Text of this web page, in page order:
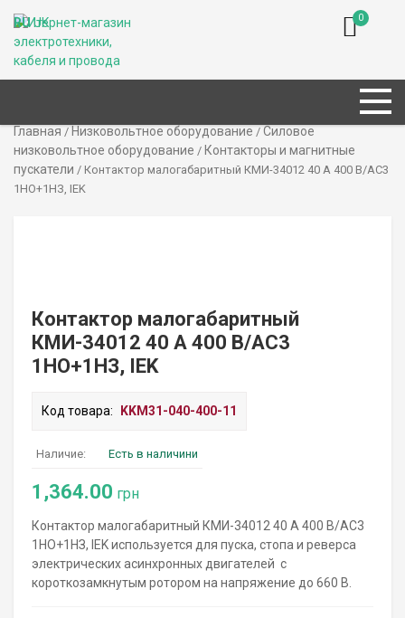
0
Главная / Низковольтное оборудование / Силовое
низковольтное оборудование / Контакторы и магнитные
пускатели / Контактор малогабаритный КМИ-34012 40 А 400 В/AC3
1НО+1НЗ, IEK
Контактор малогабаритный
КМИ-34012 40 А 400 В/AC3
1НО+1НЗ, IEK
Код товара: KKM31-040-400-11
Наличие: Есть в наличини
1,364.00 грн
Контактор малогабаритный КМИ-34012 40 А 400 В/AC3
1НО+1НЗ, IEK используется для пуска, стопа и реверса
электрических асинхронных двигателей с
короткозамкнутым ротором на напряжение до 660 В.
RUUK